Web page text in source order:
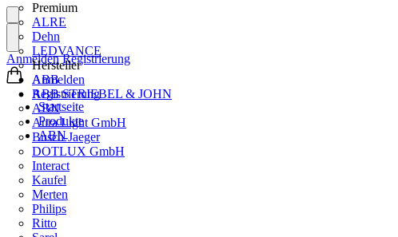
Premium
ALRE
Dehn
LEDVANCE
Hersteller
ABB
ABB STRIEBEL & JOHN
ABN
Aura Light GmbH
Busch-Jaeger
DOTLUX GmbH
Interact
Kaufel
Merten
Philips
Ritto
Anmelden
Registrierung
Anmelden Registrierung
Startseite
Produkte
ABN